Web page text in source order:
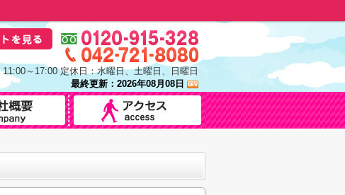
～17:00 定休日：水曜日、土曜日、日曜日
最終更新：2026年08月08日